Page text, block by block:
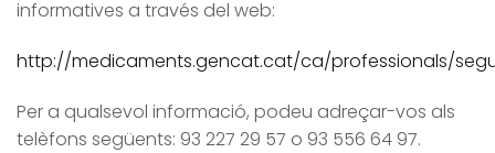
informatives a través del web:
http://medicaments.gencat.cat/ca/professionals/
Per a qualsevol informació, podeu adreçar-vos als
telèfons següents: 93 227 29 57 o 93 556 64 97.